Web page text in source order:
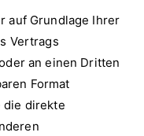
auf Grundlage Ihrer
Vertrags
an einen Dritten
Format
die direkte